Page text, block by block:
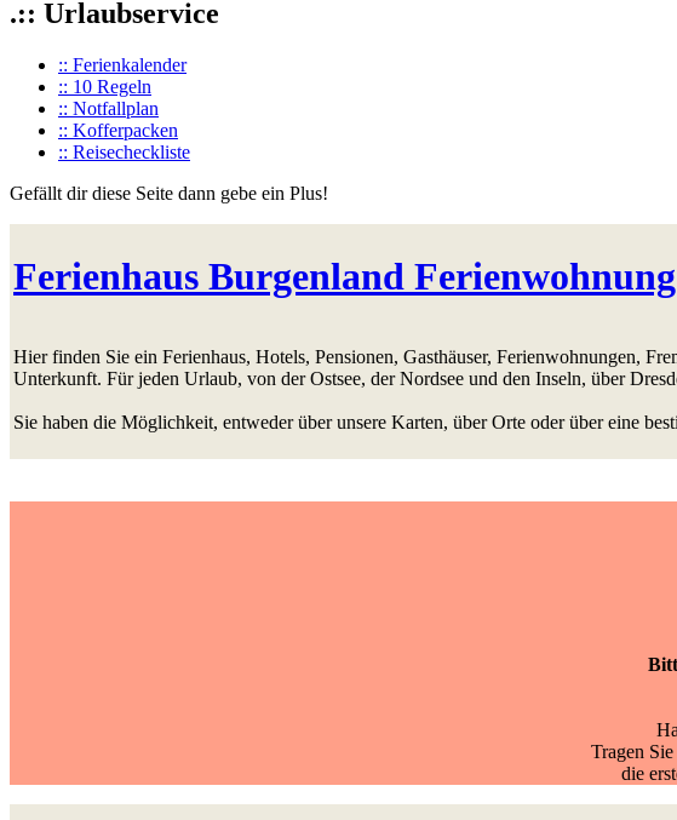
.:: Urlaubservice
:: Ferienkalender
:: 10 Regeln
:: Notfallplan
:: Kofferpacken
:: Reisecheckliste
Gefällt dir diese Seite dann gebe ein Plus!
Ferienhaus Burgenland
Hier finden Sie ein Ferienhaus, Hotels, Pensionen, Gasthäuser, Ferienwohnungen,
Unterkunft. Für jeden Urlaub, von der Ostsee, der Nordsee und den Inseln, über
Sie haben die Möglichkeit, entweder über unsere Karten, über Orte oder über eine
Tragen
die